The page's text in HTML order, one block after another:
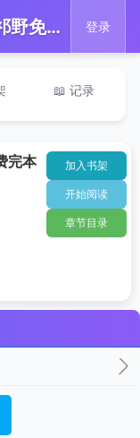
📖 如朝露等微光温疏月祁野免费完本小说在线阅读 登录
📖 记录
完本
加入书架
开始阅读
章节目录